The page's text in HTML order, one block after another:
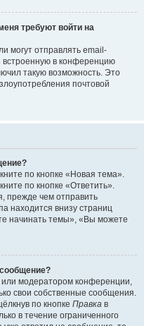
требуют войти на
могут отправлять email-
встроенную в конференцию
такую возможность. Это
почтовой
по кнопке «Новая тема».
по кнопке «Ответить».
прежде чем отправить
находится внизу страниц
начинать темы», «Вы можете
модератором конференции,
свои собственные сообщения.
по кнопке Правка в
в течение ограниченного